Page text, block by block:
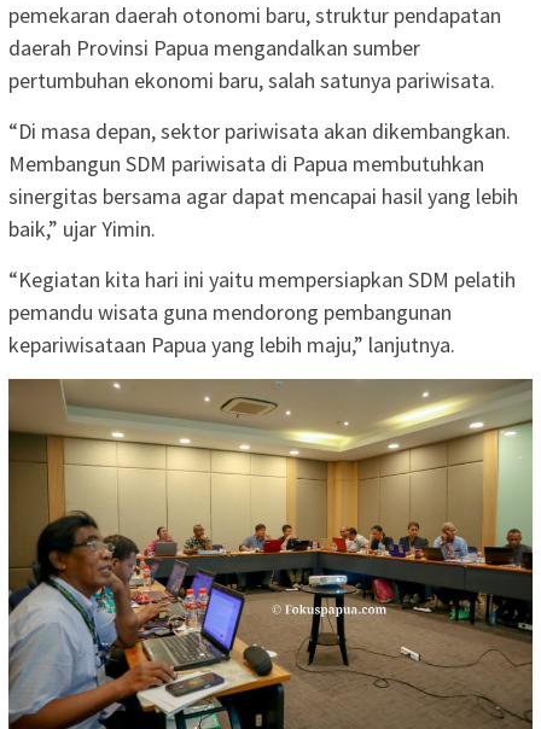
pemekaran daerah otonomi baru, struktur pendapatan
daerah Provinsi Papua mengandalkan sumber
pertumbuhan ekonomi baru, salah satunya pariwisata.
“Di masa depan, sektor pariwisata akan dikembangkan.
Membangun SDM pariwisata di Papua membutuhkan
sinergitas bersama agar dapat mencapai hasil yang lebih
baik,” ujar Yimin.
“Kegiatan kita hari ini yaitu mempersiapkan SDM pelatih
pemandu wisata guna mendorong pembangunan
kepariwisataan Papua yang lebih maju,” lanjutnya.